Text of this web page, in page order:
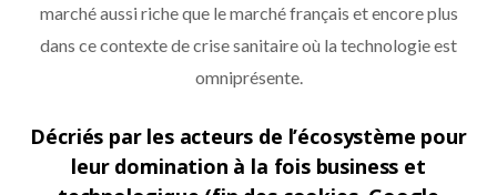
marché aussi riche que le marché français et encore plus
dans ce contexte de crise sanitaire où la technologie est
omniprésente.
Décriés par les acteurs de l’écosystème pour
leur domination à la fois business et